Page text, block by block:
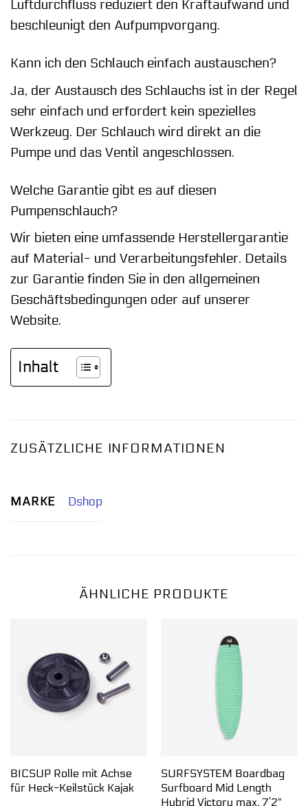
Luftdurchfluss reduziert den Kraftaufwand und
beschleunigt den Aufpumpvorgang.
Kann ich den Schlauch einfach austauschen?
Ja, der Austausch des Schlauchs ist in der Regel
sehr einfach und erfordert kein spezielles
Werkzeug. Der Schlauch wird direkt an die
Pumpe und das Ventil angeschlossen.
Welche Garantie gibt es auf diesen
Pumpenschlauch?
Wir bieten eine umfassende Herstellergarantie
auf Material- und Verarbeitungsfehler. Details
zur Garantie finden Sie in den allgemeinen
Geschäftsbedingungen oder auf unserer
Website.
Inhalt
ZUSÄTZLICHE INFORMATIONEN
MARKE Dshop
ÄHNLICHE PRODUKTE
BICSUP Rolle mit Achse
für Heck-Keilstück Kajak
SURFSYSTEM Boardbag
Surfboard Mid Length
Hybrid Victory max. 7’2“